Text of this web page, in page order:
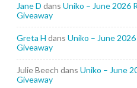
Jane D dans Uniko – June 2026
Giveaway
Greta H dans Uniko – June
Giveaway
Julie Beech dans Uniko – June
Giveaway